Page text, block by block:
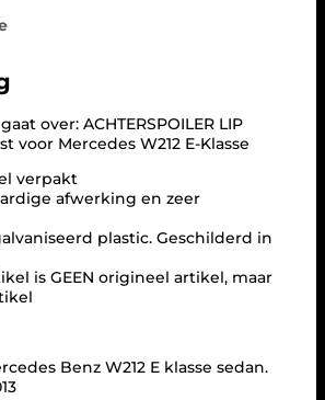
over: ACHTERSPOILER LIP
voor Mercedes W212 E-Klasse
verpakt
afwerking en zeer
plastic. Geschilderd in
is GEEN origineel artikel, maar
Benz W212 E klasse sedan.